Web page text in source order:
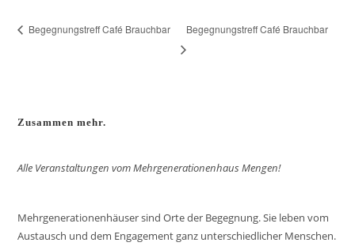
Begegnungstreff Café Brauchbar Begegnungstreff Café Brauchbar
Zusammen mehr.
Alle Veranstaltungen vom Mehrgenerationenhaus Mengen!
Mehrgenerationenhäuser sind Orte der Begegnung. Sie leben vom
Austausch und dem Engagement ganz unterschiedlicher Menschen.